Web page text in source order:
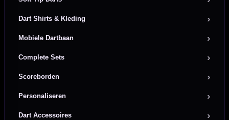
Dart Shirts & Kleding
Mobiele Dartbaan
Complete Sets
Scoreborden
Personaliseren
Dart Accessoires